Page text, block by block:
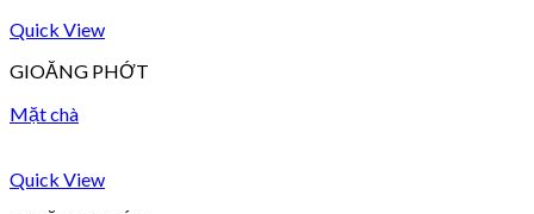
Quick View
GIOĂNG PHỚT
Mặt chà
Quick View